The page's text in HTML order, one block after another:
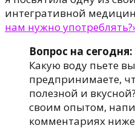
интегративной
нам нужно
Вопрос на сегодня:
Какую воду пьете
предпринимаете,
полезной и
своим опытом,
комментариях